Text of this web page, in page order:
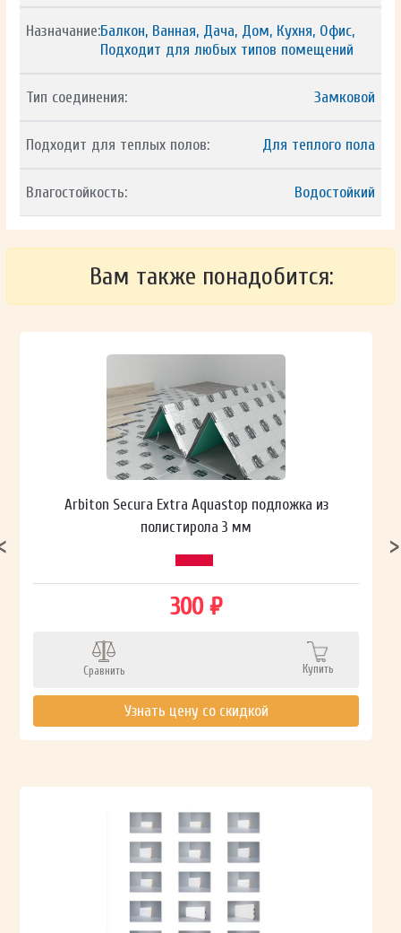
Назначание:Балкон, Ванная, Дача, Дом, Кухня, Офис,
Подходит для любых типов помещений
Тип соединения: Замковой
Подходит для теплых полов: Для теплого пола
Влагостойкость: Водостойкий
Вам также понадобится:
Arbiton Secura Extra Aquastop подложка из
полистирола 3 мм
300 ₽
Сравнить Купить
Узнать цену со скидкой